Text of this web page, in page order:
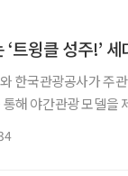
트윙클 성주!’
한국관광공사가 주
통해 야간관광 모델